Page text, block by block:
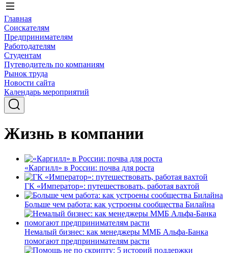
Главная
Соискателям
Предпринимателям
Работодателям
Студентам
Путеводитель по компаниям
Рынок труда
Новости сайта
Календарь мероприятий
Жизнь в компании
«Каргилл» в России: почва для роста
ГК «Император»: путешествовать, работая вахтой
Больше чем работа: как устроены сообщества Билайна
Немалый бизнес: как менеджеры ММБ Альфа-Банка
помогают предпринимателям расти